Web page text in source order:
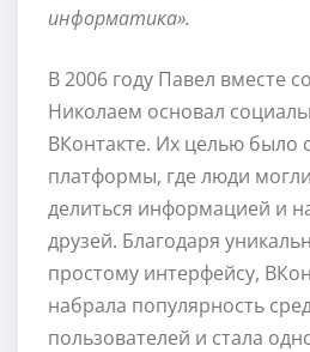
информатика».
В 2006 году Павел вместе
Николаем основал
ВКонтакте. Их целью было
платформы, где люди
делиться информацией и
друзей. Благодаря
простому интерфейсу,
набрала популярность
пользователей и стала